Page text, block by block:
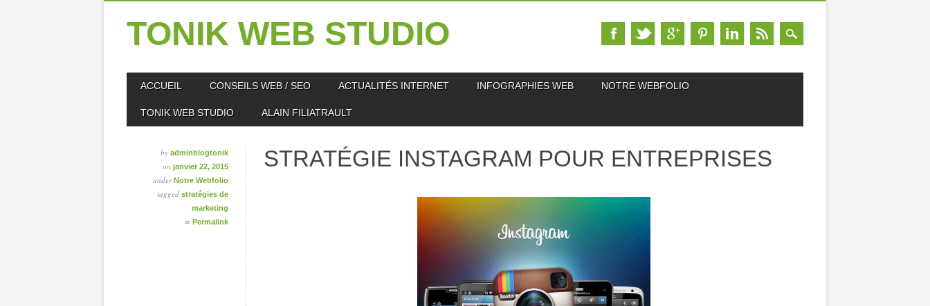
TONIK WEB STUDIO
MAIN MENU
ACCUEIL CONSEILS WEB / SEO ACTUALITÉS INTERNET INFOGRAPHIES WEB NOTRE WEBFOLIO
TONIK WEB STUDIO ALAIN FILIATRAULT
by adminblogtonik
on janvier 22, 2015
underNotre Webfolio
tagged stratégies de
marketing
∞ Permalink
STRATÉGIE INSTAGRAM POUR ENTREPRISES